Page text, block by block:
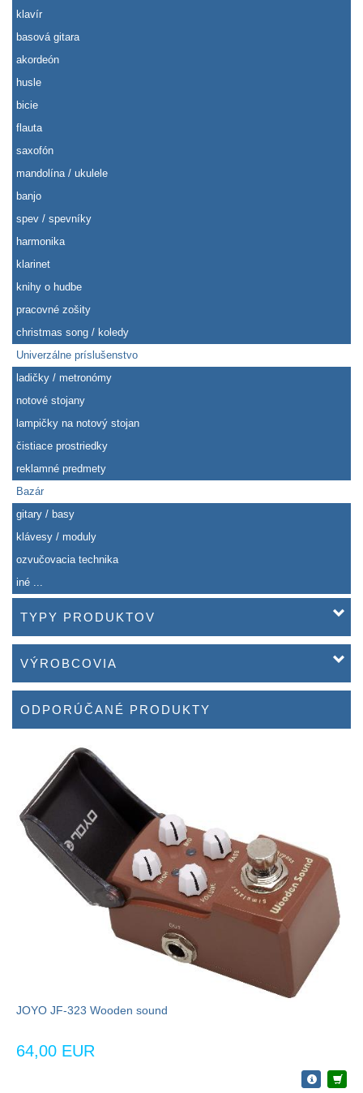
klavír
basová gitara
akordeón
husle
bicie
flauta
saxofón
mandolína / ukulele
banjo
spev / spevníky
harmonika
klarinet
knihy o hudbe
pracovné zošity
christmas song / koledy
Univerzálne príslušenstvo
ladičky / metronómy
notové stojany
lampičky na notový stojan
čistiace prostriedky
reklamné predmety
Bazár
gitary / basy
klávesy / moduly
ozvučovacia technika
iné ...
TYPY PRODUKTOV
VÝROBCOVIA
ODPORÚČANÉ PRODUKTY
JOYO JF-323 Wooden sound
64,00 EUR